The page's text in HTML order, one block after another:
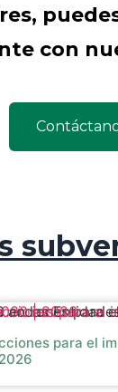
con
ODS de la Agenda 2030 | 2026
para el